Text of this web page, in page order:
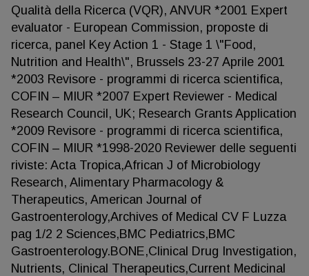
Qualità della Ricerca (VQR), ANVUR *2001 Expert
evaluator - European Commission, proposte di
ricerca, panel Key Action 1 - Stage 1 \"Food,
Nutrition and Health\", Brussels 23-27 Aprile 2001
*2003 Revisore - programmi di ricerca scientifica,
COFIN – MIUR *2007 Expert Reviewer - Medical
Research Council, UK; Research Grants Application
*2009 Revisore - programmi di ricerca scientifica,
COFIN – MIUR *1998-2020 Reviewer delle seguenti
riviste: Acta Tropica,African J of Microbiology
Research, Alimentary Pharmacology &
Therapeutics, American Journal of
Gastroenterology,Archives of Medical CV F Luzza
pag 1/2 2 Sciences,BMC Pediatrics,BMC
Gastroenterology.BONE,Clinical Drug Investigation,
Nutrients, Clinical Therapeutics,Current Medicinal